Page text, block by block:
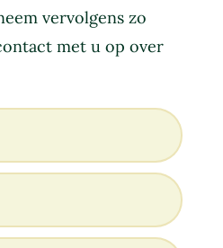
vervolgens zo
met u op over